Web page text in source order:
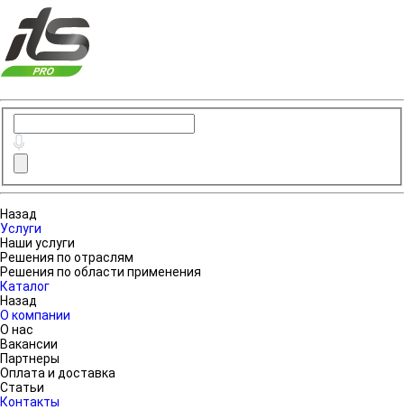
Назад
Услуги
Наши услуги
Решения по отраслям
Решения по области применения
Каталог
Назад
О компании
О нас
Вакансии
Партнеры
Оплата и доставка
Статьи
Контакты